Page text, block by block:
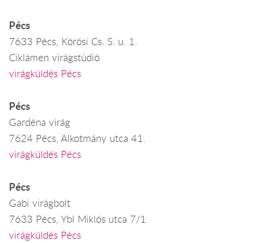
Pécs
7633 Pécs, Körösi Cs. S. u. 1.
Ciklámen virágstúdió
virágküldés Pécs
Pécs
Gardéna virág
7624 Pécs, Alkotmány utca 41.
virágküldés Pécs
Pécs
Gabi virágbolt
7633 Pécs, Ybl Miklós utca 7/1
virágküldés Pécs